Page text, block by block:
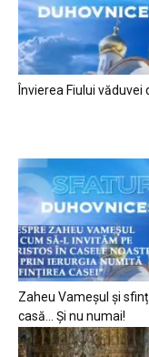
Învierea Fiului văduvei
Zaheu Vameșul și
casă… Și nu numai!